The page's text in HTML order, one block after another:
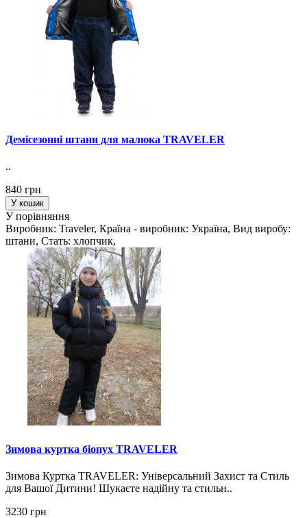
Демісезонні штани для малюка TRAVELER
..
840 грн
У кошик
У порівняння
Виробник: Traveler, Країна - виробник: Україна, Вид виробу:
штани, Стать: хлопчик,
Зимова куртка біопух TRAVELER
Зимова Куртка TRAVELER: Універсальний Захист та Стиль
для Вашої Дитини! Шукаєте надійну та стильн..
3230 грн